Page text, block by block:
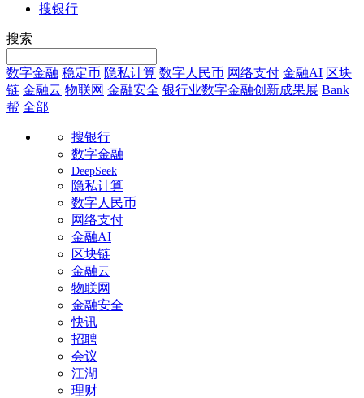
搜银行
搜索
数字金融 稳定币 隐私计算 数字人民币 网络支付 金融AI 区块
链 金融云 物联网 金融安全 银行业数字金融创新成果展 Bank
帮 全部
搜银行
数字金融
DeepSeek
隐私计算
数字人民币
网络支付
金融AI
区块链
金融云
物联网
金融安全
快讯
招聘
会议
江湖
理财